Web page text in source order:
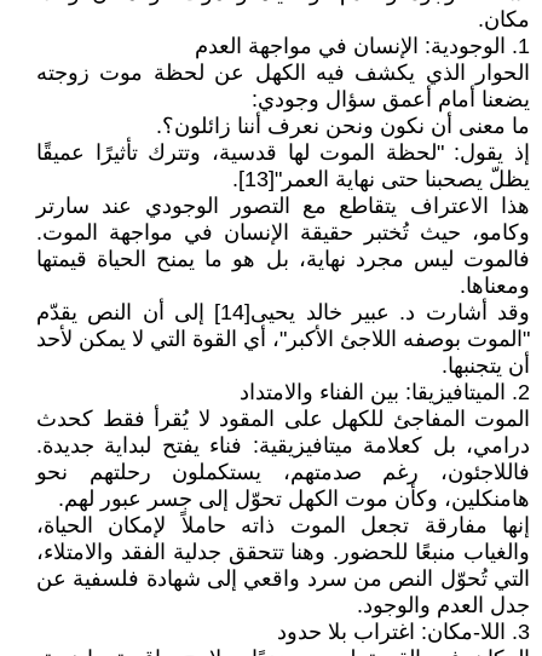
مكان.
1. الوجودية: الإنسان في مواجهة العدم
الحوار الذي يكشف فيه الكهل عن لحظة موت زوجته
يضعنا أمام أعمق سؤال وجودي:
ما معنى أن نكون ونحن نعرف أننا زائلون؟.
إذ يقول: "لحظة الموت لها قدسية، وتترك تأثيرًا عميقًا
يظلّ يصحبنا حتى نهاية العمر"[13].
هذا الاعتراف يتقاطع مع التصور الوجودي عند سارتر
وكامو، حيث تُختبر حقيقة الإنسان في مواجهة الموت.
فالموت ليس مجرد نهاية، بل هو ما يمنح الحياة قيمتها
ومعناها.
وقد أشارت د. عبير خالد يحيى[14] إلى أن النص يقدّم
"الموت بوصفه اللاجئ الأكبر"، أي القوة التي لا يمكن لأحد
أن يتجنبها.
2. الميتافيزيقا: بين الفناء والامتداد
الموت المفاجئ للكهل على المقود لا يُقرأ فقط كحدث
درامي، بل كعلامة ميتافيزيقية: فناء يفتح لبداية جديدة.
فاللاجئون، رغم صدمتهم، يستكملون رحلتهم نحو
هامنكلين، وكأن موت الكهل تحوّل إلى جسر عبور لهم.
إنها مفارقة تجعل الموت ذاته حاملاً لإمكان الحياة،
والغياب منبعًا للحضور. وهنا تتحقق جدلية الفقد والامتلاء،
التي تُحوّل النص من سرد واقعي إلى شهادة فلسفية عن
جدل العدم والوجود.
3. اللا-مكان: اغتراب بلا حدود